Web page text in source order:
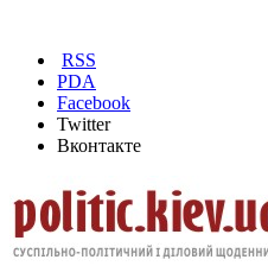
RSS
PDA
Facebook
Twitter
Вконтакте